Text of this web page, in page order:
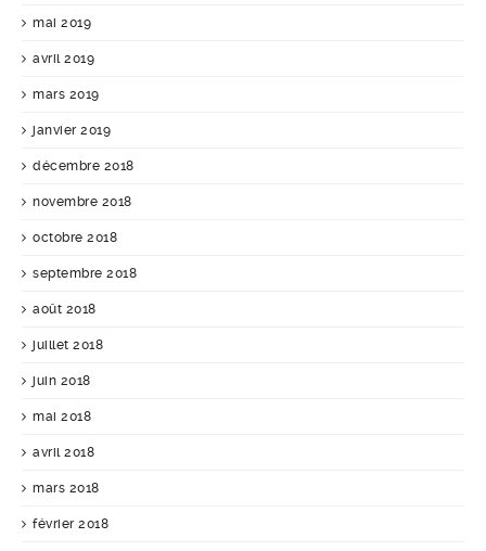
mai 2019
avril 2019
mars 2019
janvier 2019
décembre 2018
novembre 2018
octobre 2018
septembre 2018
août 2018
juillet 2018
juin 2018
mai 2018
avril 2018
mars 2018
février 2018